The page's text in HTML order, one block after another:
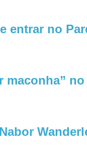
entrar no
maconha”